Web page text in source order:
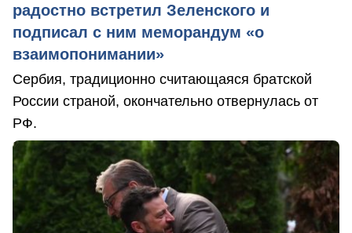
радостно встретил Зеленского и
подписал с ним меморандум «о
взаимопонимании»
Сербия, традиционно считающаяся братской
России страной, окончательно отвернулась от
РФ.